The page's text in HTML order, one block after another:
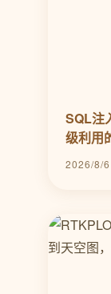
SQL注
级利用
2026/8/